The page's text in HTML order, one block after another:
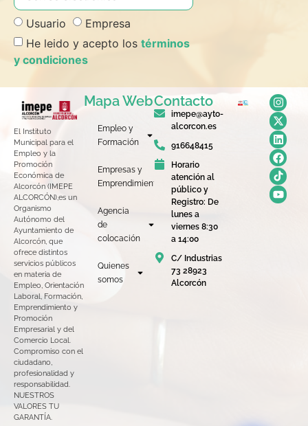
Usuario
Empresa
He leido y acepto los términos
y condiciones
El Instituto
Municipal para el
Empleo y la
Promoción
Económica de
Alcorcón (IMEPE
ALCORCÓN),es un
Organismo
Autónomo del
Ayuntamiento de
Alcorcón, que
ofrece distintos
servicios públicos
en materia de
Empleo, Orientación
Laboral, Formación,
Emprendimiento y
Promoción
Empresarial y del
Comercio Local.
Compromiso con el
ciudadano,
profesionalidad y
responsabilidad.
NUESTROS
VALORES TU
GARANTÍA.
Mapa Web
Empleo y
Formación
Empresas y
Emprendimiento
Agencia
de
colocación
Quienes
somos
Contacto
imepe@ayto-
alcorcon.es
916648415
Horario
atención al
público y
Registro: De
lunes a
viernes 8:30
a 14:00
C/ Industrias
73 28923
Alcorcón